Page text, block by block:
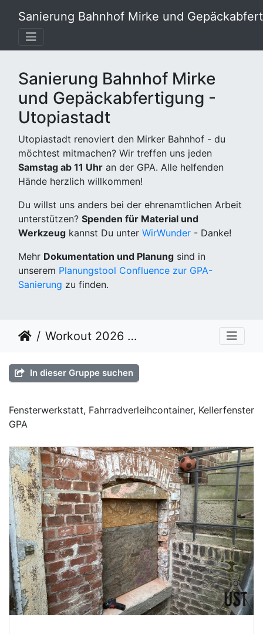
Sanierung Bahnhof Mirke und
Sanierung Bahnhof Mirke
und Gepäckabfertigung -
Utopiastadt
Utopiastadt renoviert den Mirker Bahnhof - du
möchtest mitmachen? Wir treffen uns jeden
Samstag ab 11 Uhr an der GPA. Alle helfenden
Hände herzlich willkommen!
Du willst uns anders bei der ehrenamtlichen Arbeit
unterstützen? Spenden für Material und
Werkzeug kannst Du unter WirWunder - Danke!
Mehr Dokumentation und Planung sind in
unserem Planungstool Confluence zur GPA-
Sanierung zu finden.
Workout 2026 KW 10
In dieser Gruppe suchen
Fensterwerkstatt, Fahrradverleihcontainer, Kellerfenster
GPA